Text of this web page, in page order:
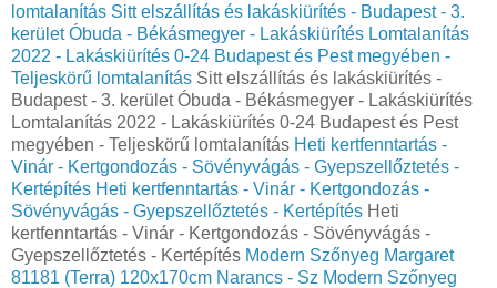
lomtalanítás Sitt elszállítás és lakáskiürítés - Budapest - 3.
kerület Óbuda - Békásmegyer - Lakáskiürítés Lomtalanítás‎
2022 - Lakáskiürítés 0-24 Budapest és Pest megyében‎ -
Teljeskörű lomtalanítás Sitt elszállítás és lakáskiürítés -
Budapest - 3. kerület Óbuda - Békásmegyer - Lakáskiürítés
Lomtalanítás‎ 2022 - Lakáskiürítés 0-24 Budapest és Pest
megyében‎ - Teljeskörű lomtalanítás Heti kertfenntartás -
Vinár - Kertgondozás - Sövényvágás - Gyepszellőztetés -
Kertépítés Heti kertfenntartás - Vinár - Kertgondozás -
Sövényvágás - Gyepszellőztetés - Kertépítés Heti
kertfenntartás - Vinár - Kertgondozás - Sövényvágás -
Gyepszellőztetés - Kertépítés Modern Szőnyeg Margaret
81181 (Terra) 120x170cm Narancs - Sz Modern Szőnyeg